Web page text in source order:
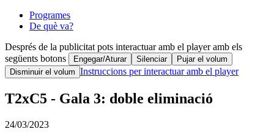
Programes
De què va?
Després de la publicitat pots interactuar amb el player amb els
següents botons
Engegar/Aturar Silenciar
Pujar el volum
Disminuir el volum Instruccions per interactuar amb el player
T2xC5 - Gala 3: doble eliminació
24/03/2023